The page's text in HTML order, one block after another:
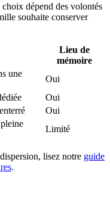
dépend des volontés
souhaite conserver
Lieu de
mémoire
une
Oui
Oui
Oui
Limité
lisez notre guide
.